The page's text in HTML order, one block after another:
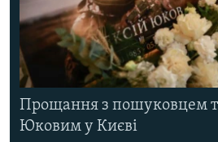
Прощання з пошуковцем
Юковим у Києві